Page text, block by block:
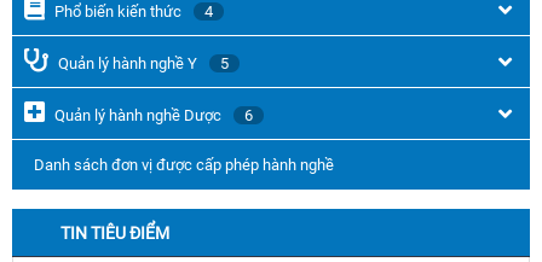
Phổ biến kiến thức 4
Quản lý hành nghề Y 5
Quản lý hành nghề Dược 6
Danh sách đơn vị được cấp phép hành nghề
TIN TIÊU ĐIỂM